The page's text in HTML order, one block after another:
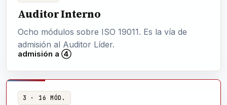
Auditor Interno
Ocho módulos sobre ISO 19011. Es la vía de
admisión al Auditor Líder.
admisión a ④
3 · 16 MÓD.